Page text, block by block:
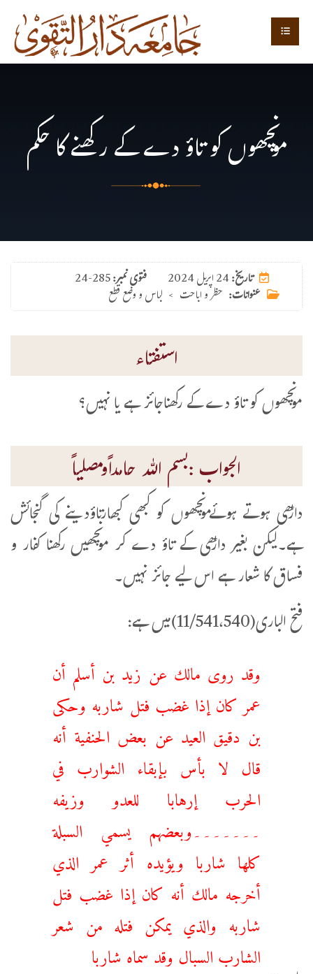
مونچھوں کو تاؤ دے کے رکھنے کا حکم
فتوی نمبر:24-285 تاریخ:24 اپریل 2024
عنوانات: حظر و اباحت > لباس و وضع قطع
استفتاء
مونچھوں کو تاؤ دے کے رکھناجائز ہے یا نہیں؟
الجواب :بسم اللہ حامداًومصلیاً
داڑھی ہوتے ہوئےمونچھوں کو کبھی کبھارتاؤدینے کی گنجائش
ہے۔لیکن بغیر داڑھی کے تاؤ دے کر مونچھیں رکھنا کفار و
فساق کا شعار ہے اس لیے جائز نہیں۔
فتح الباری(11/541،540)میں ہے:
وقد روى مالك عن زيد بن أسلم أن
عمر كان إذا غضب ‌فتل ‌شاربه وحكى
بن دقيق العيد عن بعض الحنفية أنه
قال لا بأس بإبقاء الشوارب في
الحرب إرهابا للعدو وزيفه
۔۔۔۔۔۔۔وبعضهم يسمي السبلة
كلها شاربا ويؤيده أثر عمر الذي
أخرجه مالك أنه كان إذا غضب ‌فتل
‌شاربه والذي يمكن فتله من شعر
الشارب السبال وقد سماه شاربا